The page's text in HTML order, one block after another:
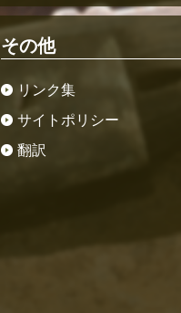
その他
リンク集
サイトポリシー
翻訳